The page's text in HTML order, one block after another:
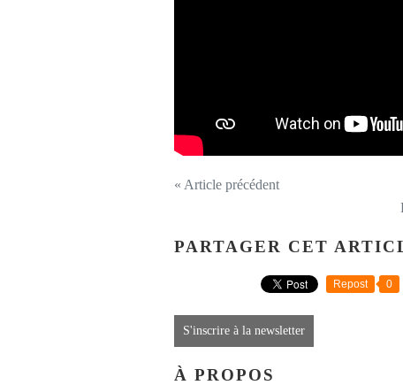
« Article précédent
PARTAGER CET
Repost 0
S'inscrire à la newsletter
À PROPOS